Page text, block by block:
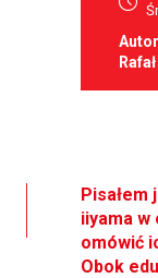
Pisałem
iiyama w
omówić
Obok